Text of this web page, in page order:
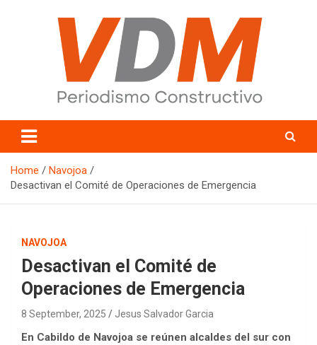
valledelmayo.com
Home
Navojoa
Desactivan el Comité de Operaciones de Emergencia
NAVOJOA
Desactivan el Comité de
Operaciones de Emergencia
8 September, 2025 Jesus Salvador Garcia
En Cabildo de Navojoa se reúnen alcaldes del sur con